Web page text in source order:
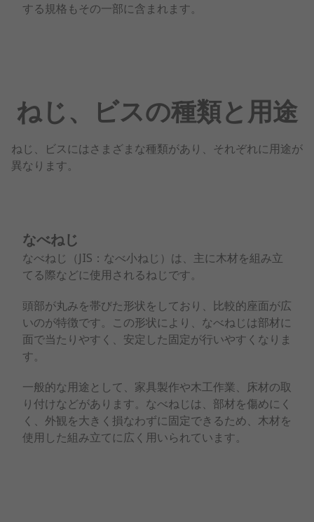
する規格もその一部に含まれます。
ねじ、ビスの種類と用途
ねじ、ビスにはさまざまな種類があり、それぞれに用途が
異なります。
なべねじ
なべねじ（JIS：なべ小ねじ）は、主に木材を組み立
てる際などに使用されるねじです。
頭部が丸みを帯びた形状をしており、比較的座面が広
いのが特徴です。この形状により、なべねじは部材に
面で当たりやすく、安定した固定が行いやすくなりま
す。
一般的な用途として、家具製作や木工作業、床材の取
り付けなどがあります。なべねじは、部材を傷めにく
く、外観を大きく損なわずに固定できるため、木材を
使用した組み立てに広く用いられています。